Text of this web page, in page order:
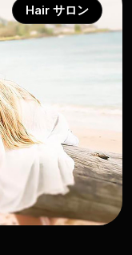
Hair サロン